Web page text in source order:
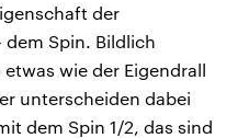
der
Spin. Bildlich
wie der Eigendrall
unterscheiden dabei
dem Spin 1/2, das sind